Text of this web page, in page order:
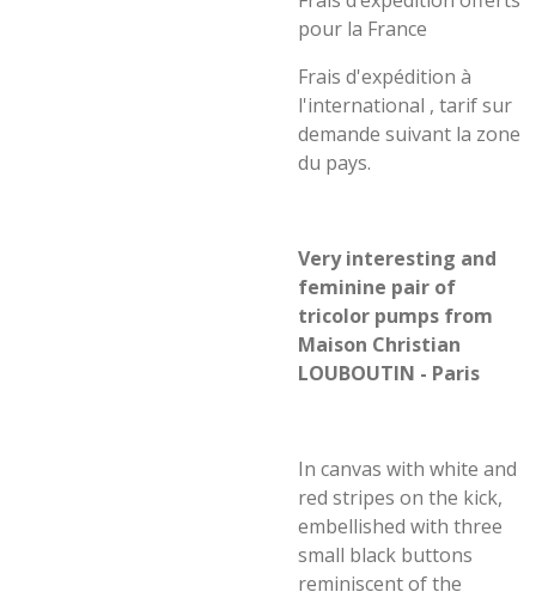
pour la France
Frais d'expédition à
l'international , tarif sur
demande suivant la zone
du pays.
Very interesting and
feminine pair of
tricolor pumps from
Maison Christian
LOUBOUTIN - Paris
In canvas with white and
red stripes on the kick,
embellished with three
small black buttons
reminiscent of the